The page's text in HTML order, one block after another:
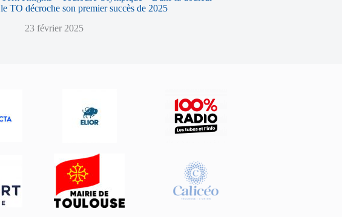
le TO décroche son premier succès de 2025
23 février 2025